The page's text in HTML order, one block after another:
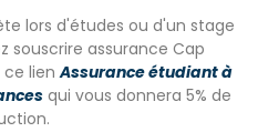
et draps sont fournis.
de programme et prenez
explicatives avant le
lors d'études ou d'un stage
souscrire assurance Cap
ce lienAssurance étudiant à
qui vous donnera 5% de